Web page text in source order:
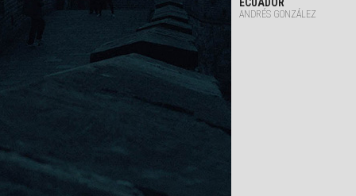
ECUADOR
ANDRÉS GONZÁLEZ